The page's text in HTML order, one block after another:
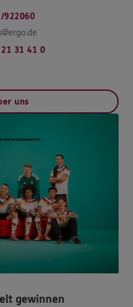
922060
31 41 0
uns
gewinnen